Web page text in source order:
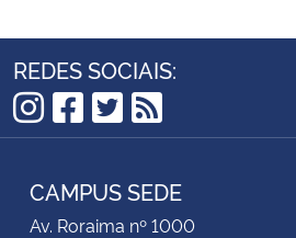
REDES SOCIAIS:
Instagram
Facebook
Twitter
RSS
CAMPUS SEDE
Av. Roraima nº 1000